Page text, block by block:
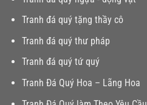
Tranh đá quý tặng thầy cô
Tranh đá quý thư pháp
Tranh đá quý tứ quý
Tranh Đá Quý Hoa – Lãng Hoa